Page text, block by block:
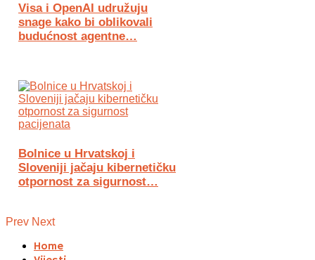
Visa i OpenAI udružuju
snage kako bi oblikovali
budućnost agentne…
Bolnice u Hrvatskoj i
Sloveniji jačaju kibernetičku
otpornost za sigurnost…
Prev Next
Home